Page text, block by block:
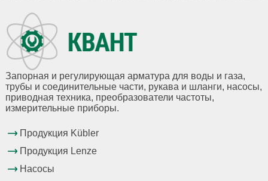
Запорная и регулирующая арматура для воды и газа,
трубы и соединительные части, рукава и шланги, насосы,
приводная техника, преобразователи частоты,
измерительные приборы.
Продукция Kübler
Продукция Lenze
Насосы